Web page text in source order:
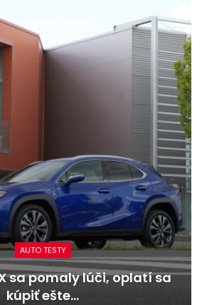
AUTO TESTY
sa pomaly lúči, oplatí sa
kúpiť ešte…